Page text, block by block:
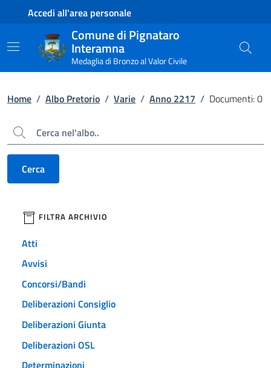
Contenuto principale
Piede di paginaAccedi all'area personale
Comune di Pignataro
Interamna
Medaglia di Bronzo al Valor Civile
Home / Albo Pretorio / Varie / Anno 2217 / Documenti: 0
Cerca
Cerca
filtri da applicare
FILTRA ARCHIVIO
Atti
Avvisi
Concorsi/Bandi
Deliberazioni Consiglio
Deliberazioni Giunta
Deliberazioni OSL
Determinazioni